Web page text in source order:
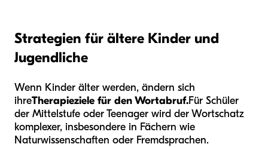
Strategien für ältere Kinder und
Jugendliche
Wenn Kinder älter werden, ändern sich
ihreTherapieziele für den Wortabruf.Für Schüler
der Mittelstufe oder Teenager wird der Wortschatz
komplexer, insbesondere in Fächern wie
Naturwissenschaften oder Fremdsprachen.